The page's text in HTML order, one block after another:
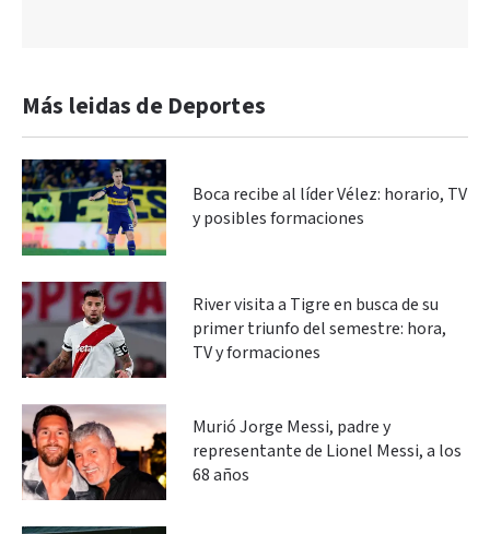
Más leidas de Deportes
Boca recibe al líder Vélez: horario, TV
y posibles formaciones
River visita a Tigre en busca de su
primer triunfo del semestre: hora,
TV y formaciones
Murió Jorge Messi, padre y
representante de Lionel Messi, a los
68 años